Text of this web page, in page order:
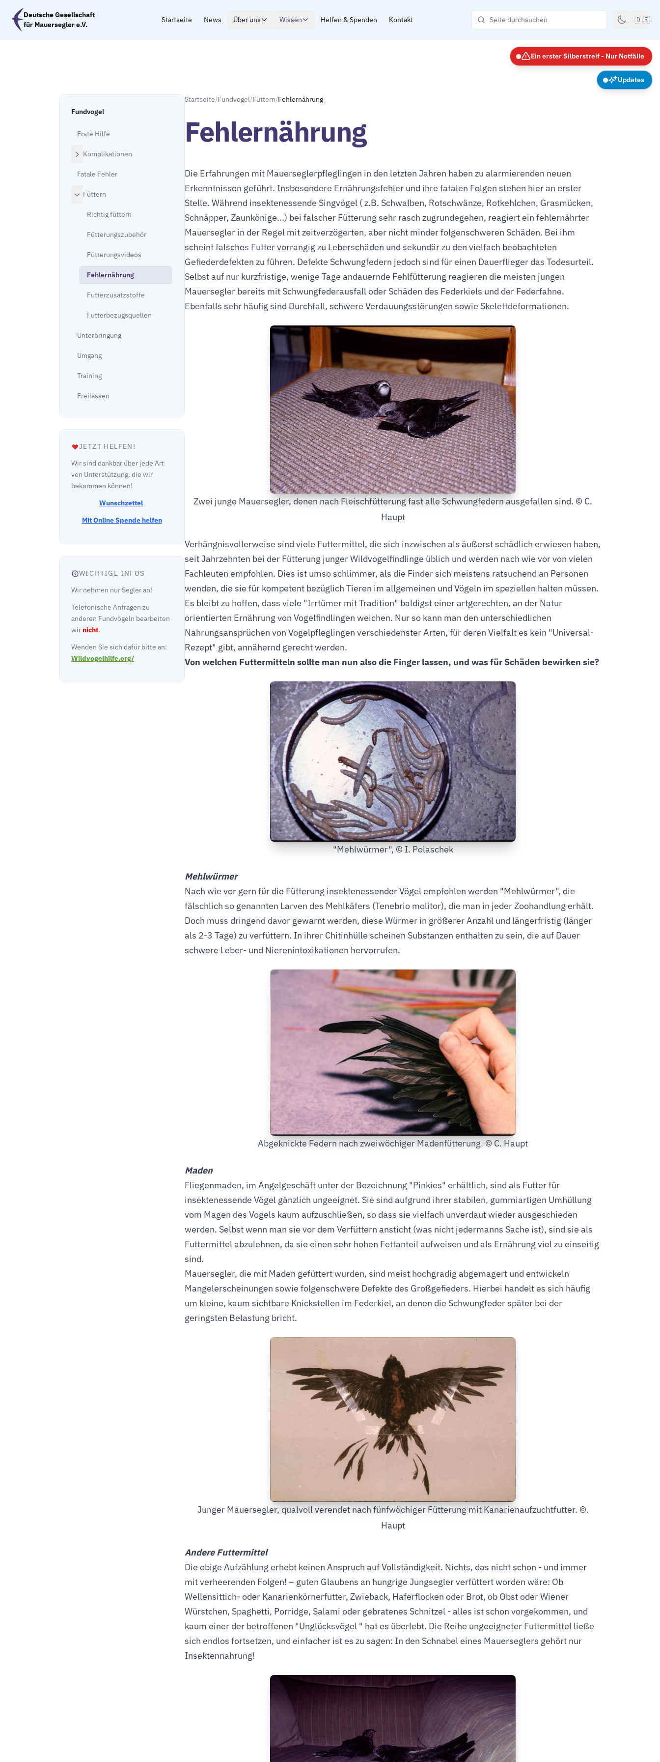
Zum Hauptinhalt springen
Deutsche Gesellschaft
für Mauersegler e.V.
Startseite News Über uns Wissen Helfen & Spenden Kontakt 🇩🇪
Fundvogel
Erste Hilfe
Komplikationen
Fatale Fehler
Füttern
Richtig füttern
Fütterungszubehör
Fütterungsvideos
Fehlernährung
Futterzusatzstoffe
Futterbezugsquellen
Unterbringung
Umgang
Training
Freilassen
JETZT HELFEN!
Wir sind dankbar über jede Art
von Unterstützung, die wir
bekommen können!
Wunschzettel
Mit Online Spende helfen
WICHTIGE INFOS
Wir nehmen nur Segler an!
Telefonische Anfragen zu
anderen Fundvögeln bearbeiten
wir nicht.
Wenden Sie sich dafür bitte an:
Wildvogelhilfe.org/
Startseite/Fundvogel/Füttern/Fehlernährung
Fehlernährung
Die Erfahrungen mit Mauerseglerpfleglingen in den letzten Jahren haben zu alarmierenden neuen
Erkenntnissen geführt. Insbesondere Ernährungsfehler und ihre fatalen Folgen stehen hier an erster
Stelle. Während insektenessende Singvögel ( z.B. Schwalben, Rotschwänze, Rotkehlchen, Grasmücken,
Schnäpper, Zaunkönige...) bei falscher Fütterung sehr rasch zugrundegehen, reagiert ein fehlernährter
Mauersegler in der Regel mit zeitverzögerten, aber nicht minder folgenschweren Schäden. Bei ihm
scheint falsches Futter vorrangig zu Leberschäden und sekundär zu den vielfach beobachteten
Gefiederdefekten zu führen. Defekte Schwungfedern jedoch sind für einen Dauerflieger das Todesurteil.
Selbst auf nur kurzfristige, wenige Tage andauernde Fehlfütterung reagieren die meisten jungen
Mauersegler bereits mit Schwungfederausfall oder Schäden des Federkiels und der Federfahne.
Ebenfalls sehr häufig sind Durchfall, schwere Verdauungsstörungen sowie Skelettdeformationen.
Zwei junge Mauersegler, denen nach Fleischfütterung fast alle Schwungfedern ausgefallen sind. © C.
Haupt
Verhängnisvollerweise sind viele Futtermittel, die sich inzwischen als äußerst schädlich erwiesen haben,
seit Jahrzehnten bei der Fütterung junger Wildvogelfindlinge üblich und werden nach wie vor von vielen
Fachleuten empfohlen. Dies ist umso schlimmer, als die Finder sich meistens ratsuchend an Personen
wenden, die sie für kompetent bezüglich Tieren im allgemeinen und Vögeln im speziellen halten müssen.
Es bleibt zu hoffen, dass viele "Irrtümer mit Tradition" baldigst einer artgerechten, an der Natur
orientierten Ernährung von Vogelfindlingen weichen. Nur so kann man den unterschiedlichen
Nahrungsansprüchen von Vogelpfleglingen verschiedenster Arten, für deren Vielfalt es kein "Universal-
Rezept" gibt, annähernd gerecht werden.
Von welchen Futtermitteln sollte man nun also die Finger lassen, und was für Schäden bewirken sie?
"Mehlwürmer", © I. Polaschek
Mehlwürmer
Nach wie vor gern für die Fütterung insektenessender Vögel empfohlen werden "Mehlwürmer", die
fälschlich so genannten Larven des Mehlkäfers (Tenebrio molitor), die man in jeder Zoohandlung erhält.
Doch muss dringend davor gewarnt werden, diese Würmer in größerer Anzahl und längerfristig (länger
als 2-3 Tage) zu verfüttern. In ihrer Chitinhülle scheinen Substanzen enthalten zu sein, die auf Dauer
schwere Leber- und Nierenintoxikationen hervorrufen.
Abgeknickte Federn nach zweiwöchiger Madenfütterung. © C. Haupt
Maden
Fliegenmaden, im Angelgeschäft unter der Bezeichnung "Pinkies" erhältlich, sind als Futter für
insektenessende Vögel gänzlich ungeeignet. Sie sind aufgrund ihrer stabilen, gummiartigen Umhüllung
vom Magen des Vogels kaum aufzuschließen, so dass sie vielfach unverdaut wieder ausgeschieden
werden. Selbst wenn man sie vor dem Verfüttern ansticht (was nicht jedermanns Sache ist), sind sie als
Futtermittel abzulehnen, da sie einen sehr hohen Fettanteil aufweisen und als Ernährung viel zu einseitig
sind.
Mauersegler, die mit Maden gefüttert wurden, sind meist hochgradig abgemagert und entwickeln
Mangelerscheinungen sowie folgenschwere Defekte des Großgefieders. Hierbei handelt es sich häufig
um kleine, kaum sichtbare Knickstellen im Federkiel, an denen die Schwungfeder später bei der
geringsten Belastung bricht.
Junger Mauersegler, qualvoll verendet nach fünfwöchiger Fütterung mit Kanarienaufzuchtfutter. ©.
Haupt
Andere Futtermittel
Die obige Aufzählung erhebt keinen Anspruch auf Vollständigkeit. Nichts, das nicht schon - und immer
mit verheerenden Folgen! – guten Glaubens an hungrige Jungsegler verfüttert worden wäre: Ob
Wellensittich- oder Kanarienkörnerfutter, Zwieback, Haferflocken oder Brot, ob Obst oder Wiener
Würstchen, Spaghetti, Porridge, Salami oder gebratenes Schnitzel - alles ist schon vorgekommen, und
kaum einer der betroffenen "Unglücksvögel " hat es überlebt. Die Reihe ungeeigneter Futtermittel ließe
sich endlos fortsetzen, und einfacher ist es zu sagen: In den Schnabel eines Mauerseglers gehört nur
Insektennahrung!
Ein erster Silberstreif - Nur Notfälle
Updates